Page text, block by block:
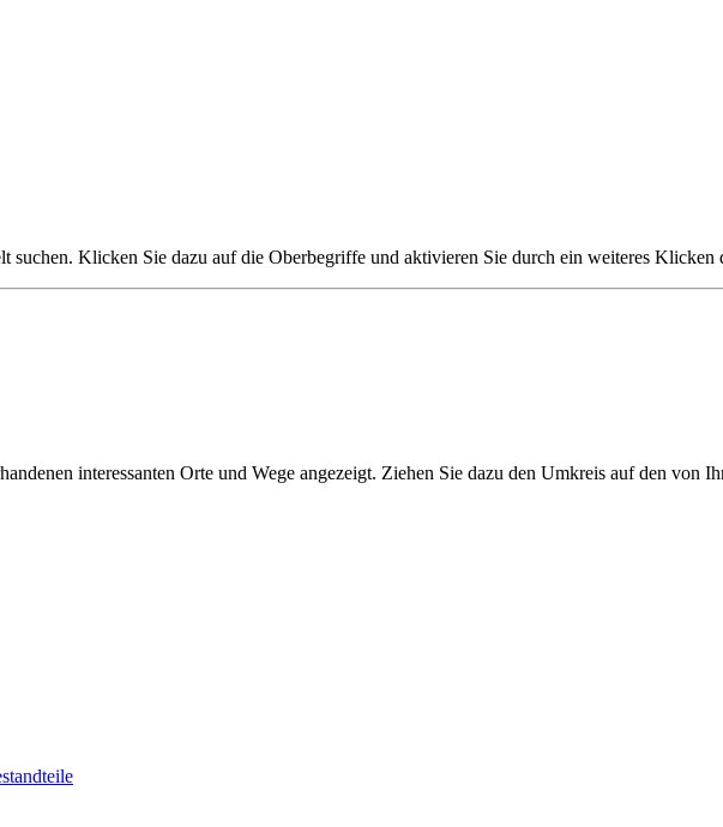
suchen. Klicken Sie dazu auf die Oberbegriffe und aktivieren Sie durch ein weiteres Klicken
interessanten Orte und Wege angezeigt. Ziehen Sie dazu den Umkreis auf den von